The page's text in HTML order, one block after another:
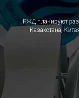
РЖД планируют
Казахстана,